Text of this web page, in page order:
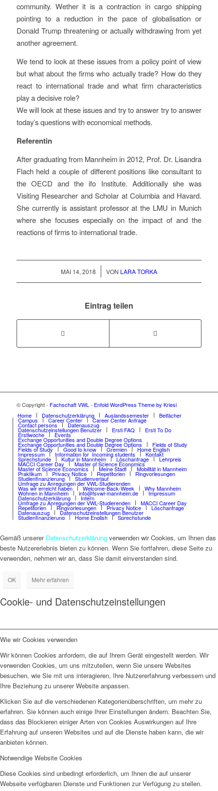
community. Wether it is a contraction in cargo shipping
pointing to a reduction in the pace of globalisation or
Donald Trump threatening or actually withdrawing from yet
another agreement.
We tend to look at these issues from a policy point of view
but what about the firms who actually trade? How do they
react to international trade and what firm characteristics
play a decisive role?
We will look at these issues and try to answer try to answer
today’s questions with economical methods.
Referentin
After graduating from Mannheim in 2012, Prof. Dr. Lisandra
Flach held a couple of different positions like consultant to
the OECD and the ifo Institute. Additionally she was
Visiting Researcher and Scholar at Columbia and Havard.
She currently is assistant professor at the LMU in Munich
where she focuses especially on the impact of and the
reactions of firms to international trade.
MAI 14, 2018
/ VON LARA TORKA
Eintrag teilen
© Copyright - Fachschaft VWL - Enfold WordPress Theme by Kriesi
Home
Datenschutzerklärung Auslandssemester Beifächer
Campus Career Center Career Center Anfrage
Contact persons Datenauszug
Datenschutzeinstellungen Benutzer Ersti FAQ Ersti To Do
Erstiwoche Events
Exchange Opportunities and Double Degree Options
Exchange Opportunities and Double Degree Options Fields of Study
Fields of Study Good to know Gremien Home English
Impressum Information for Incoming students Kontakt
Sprechstunde Kultur in Mannheim Löschanfrage Lehrpreis
MACCI Career Day Master of Science Economics
Master of Science Economics Meine Stadt Mobilität in Mannheim
Praktikum Privacy Notice Repetitorien Ringvorlesungen
Studienfinanzierung Studienverlauf
Umfrage zu Anregungen der VWL-Studierenden
Was wir erreicht haben Welcome-Back-Week Why Mannheim
Wohnen in Mannheim info@fsvwl-mannheim.de Impressum
Datenschutzerklärung Intern
Umfrage zu Anregungen der VWL-Studierenden MACCI Career Day
Repetitorien Ringvorlesungen Privacy Notice Löschanfrage
Datenauszug Datenschutzeinstellungen Benutzer
Studienfinanzierung Home English Sprechstunde
Gemäß unserer Datenschutzerklärung verwenden wir Cookies, um Ihnen das
beste Nutzererlebnis bieten zu können. Wenn Sie fortfahren, diese Seite zu
verwenden, nehmen wir an, dass Sie damit einverstanden sind.
OK Mehr erfahren
Cookie- und Datenschutzeinstellungen
Wie wir Cookies verwenden
Wir können Cookies anfordern, die auf Ihrem Gerät eingestellt werden. Wir
verwenden Cookies, um uns mitzuteilen, wenn Sie unsere Websites
besuchen, wie Sie mit uns interagieren, Ihre Nutzererfahrung verbessern und
Ihre Beziehung zu unserer Website anpassen.
Klicken Sie auf die verschiedenen Kategorienüberschriften, um mehr zu
erfahren. Sie können auch einige Ihrer Einstellungen ändern. Beachten Sie,
dass das Blockieren einiger Arten von Cookies Auswirkungen auf Ihre
Erfahrung auf unseren Websites und auf die Dienste haben kann, die wir
anbieten können.
Notwendige Website Cookies
Diese Cookies sind unbedingt erforderlich, um Ihnen die auf unserer
Webseite verfügbaren Dienste und Funktionen zur Verfügung zu stellen.